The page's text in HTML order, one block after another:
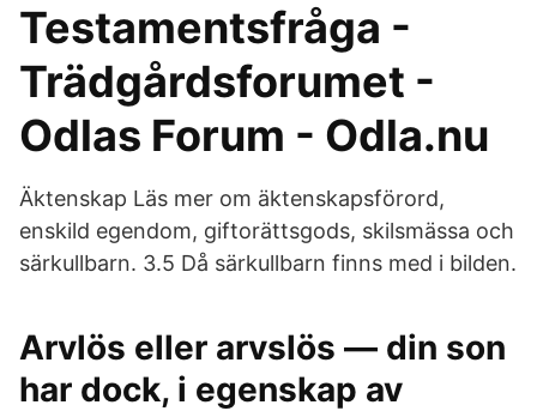
Testamentsfråga -
Trädgårdsforumet -
Odlas Forum - Odla.nu
Äktenskap Läs mer om äktenskapsförord,
enskild egendom, giftorättsgods, skilsmässa och
särkullbarn. 3.5 Då särkullbarn finns med i bilden.
Arvlös eller arvslös — din son
har dock, i egenskap av